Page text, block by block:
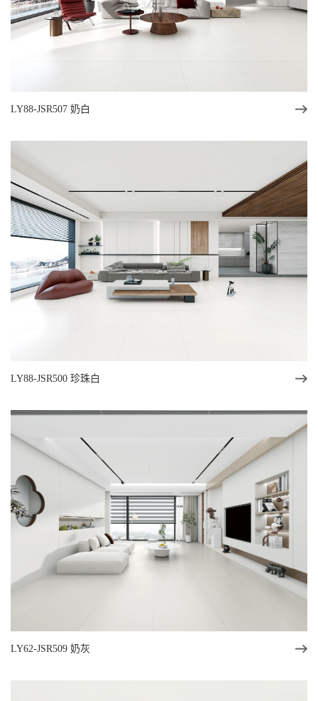
LY88-JSR507 奶白
LY88-JSR500 珍珠白
LY62-JSR509 奶灰